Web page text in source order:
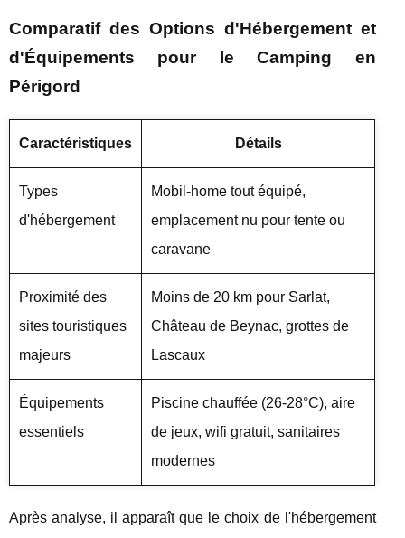
Comparatif des Options d'Hébergement et
d'Équipements pour le Camping en
Périgord
Caractéristiques Détails
Types
d'hébergement
Mobil-home tout équipé,
emplacement nu pour tente ou
caravane
Proximité des
sites touristiques
majeurs
Moins de 20 km pour Sarlat,
Château de Beynac, grottes de
Lascaux
Équipements
essentiels
Piscine chauffée (26-28°C), aire
de jeux, wifi gratuit, sanitaires
modernes
Après analyse, il apparaît que le choix de l'hébergement